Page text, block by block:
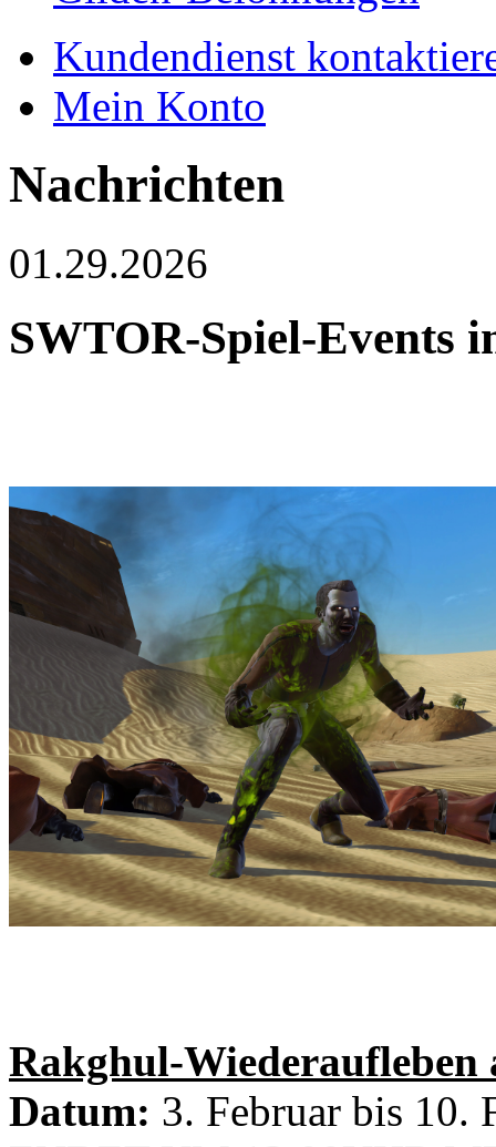
Kundendienst
Mein Konto
Nachrichten
01.29.2026
SWTOR-Spiel-Events
Rakghul-Wiederaufleben
Datum: 3. Februar bis 10.